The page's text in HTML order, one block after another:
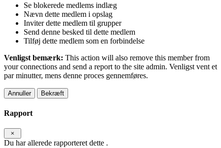
Se blokerede medlems indlæg
Nævn dette medlem i opslag
Inviter dette medlem til grupper
Send denne besked til dette medlem
Tilføj dette medlem som en forbindelse
Venligst bemærk: This action will also remove this member from
your connections and send a report to the site admin. Venligst vent et
par minutter, mens denne proces gennemføres.
Bekræft
Rapport
Du har allerede rapporteret dette .